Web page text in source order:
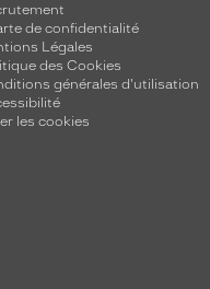
de confidentialité
Légales
des Cookies
générales d'utilisation
les cookies